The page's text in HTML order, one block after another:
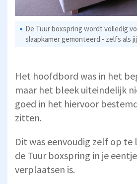
De Tuur boxspring wordt volledig
slaapkamer gemonteerd - zelfs als
Het hoofdbord was in het
maar het bleek uiteindelijk
goed in het hiervoor
zitten.
Dit was eenvoudig zelf op te
de Tuur boxspring in je
verplaatsen is.